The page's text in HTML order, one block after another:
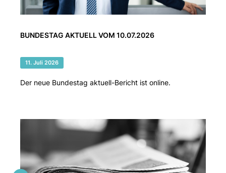
BUNDESTAG AKTUELL VOM 10.07.2026
11. Juli 2026
Der neue Bundestag aktuell-Bericht ist online.